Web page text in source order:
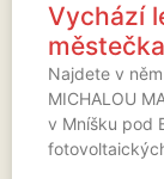
Vychází
Najdete v
MICHALOU
v Mníšku pod